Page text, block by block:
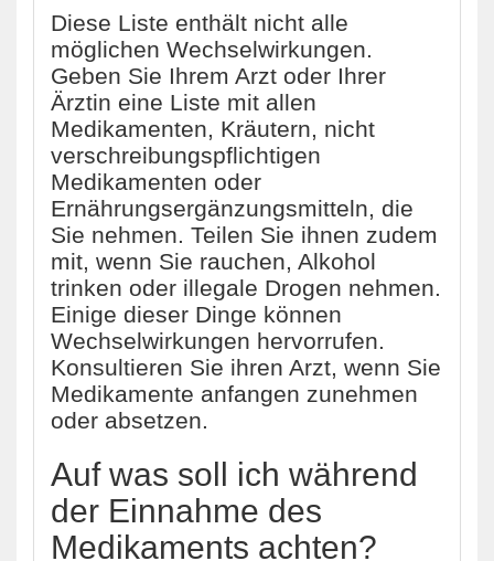
Diese Liste enthält nicht alle
möglichen Wechselwirkungen.
Geben Sie Ihrem Arzt oder Ihrer
Ärztin eine Liste mit allen
Medikamenten, Kräutern, nicht
verschreibungspflichtigen
Medikamenten oder
Ernährungsergänzungsmitteln, die
Sie nehmen. Teilen Sie ihnen zudem
mit, wenn Sie rauchen, Alkohol
trinken oder illegale Drogen nehmen.
Einige dieser Dinge können
Wechselwirkungen hervorrufen.
Konsultieren Sie ihren Arzt, wenn Sie
Medikamente anfangen zunehmen
oder absetzen.
Auf was soll ich während
der Einnahme des
Medikaments achten?